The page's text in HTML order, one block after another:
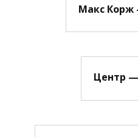
Макс Корж
Центр